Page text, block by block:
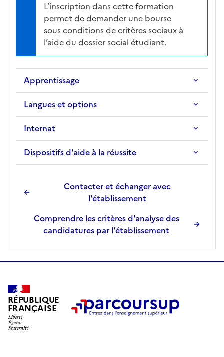
L’inscription dans cette formation
permet de demander une bourse
sous conditions de critères sociaux à
l’aide du dossier social étudiant.
Apprentissage
Langues et options
Internat
Dispositifs d'aide à la réussite
Contacter et échanger avec
l'établissement
Comprendre les critères d'analyse des
candidatures par l'établissement
RÉPUBLIQUE
FRANÇAISE